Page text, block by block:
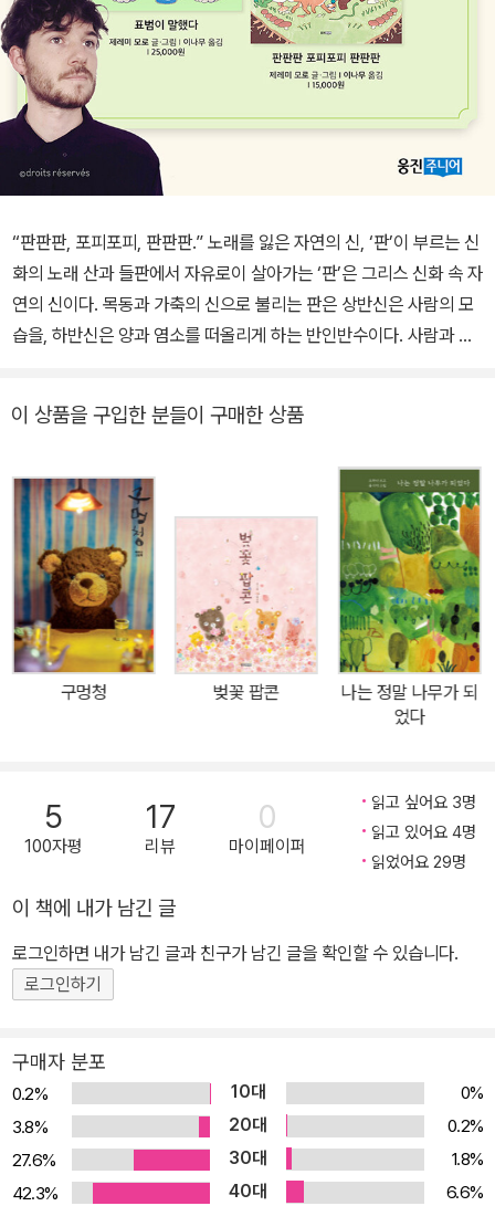
“판판판, 포피포피, 판판판.” 노래를 잃은 자연의 신, ‘판’이 부르는 신
화의 노래 산과 들판에서 자유로이 살아가는 ‘판’은 그리스 신화 속 자
연의 신이다. 목동과 가축의 신으로 불리는 판은 상반신은 사람의 모
습을, 하반신은 양과 염소를 떠올리게 하는 반인반수이다. 사람과 짐
어오는 바람, 시냇물이 흘러가는 소리, 자연에서 들리는 모든 것은 판
고 춤추기도 하고, 사람들이 웃는 소리를 즐겁게 듣기도 한다. 자연 속
에서 사람들과 함께 살아가던 판. 그러나 사람들이 도시로 이주하게
되면서 그들은 점점 자연의 소리를 잊어버린다. 더 이상 자연의 소리
를 듣는 사람이 없어지자, 자연의 신인 판은 피리의 선율을 기억하지
못하게 되고, 마침내 세상의 혼돈을 일으키는 존재가 되어 버린다. 워
렌이 처음 판을 봤을 때도, 판은 피리를 불려고 노력하나 피리에선 아
무 소리도 나오지 않는다. 기억해 주는 이가 없어져 신으로서의 힘이
사라진 ‘판’의 모습은 자연을 떠올리게 한다. 함께 살아가려 하지 않는
닌 신화 속 괴물의 모습으로 변화한다. 판이 다시 자연의 노래를 기억
하게 하려면 어떻게 해야 할까? 『판판판 포피포피 판판판』은 모든 걸
품어 줄 듯 다정하지만, 한편으로는 변화무쌍한 자연을 신화적인 존
생명체와의 공존에 대한 철학적 사유를 담은 그림책 역대의 역대를
매번 뛰어넘는 이상 기후는 전 세계적으로도 일반적일 만큼 당연해졌
다. 역대급 폭우, 유례없는 가뭄, 살인적인 더위 등 매해 힘겨운 이상
들은 더는 지구 온난화라 말하지 않고 지구 열대화 시대, ‘global boil
ing’ 시대라 언급한다. 이러한 현상으로 기후와 환경에 대한 관심 또
한 커지고 있다. 기후는 대기와 육지, 해양, 눈, 얼음, 생명체를 포함한
지구의 모든 상태를 다루는 것이다. 이것들이 서로 얽히고설켜 영향
을 끼치고 또 영향을 받으며 변화한다. 많은 요인들이 기후에 영향을
이 상품을 구입한 분들이 구매한 상품
구멍청 벚꽃 팝콘
나는 정말 나무가 되
었다
5
100자평
17
리뷰
0
마이페이퍼
읽고 싶어요 3명
읽고 있어요 4명
읽었어요 29명
이 책에 내가 남긴 글
로그인하면 내가 남긴 글과 친구가 남긴 글을 확인할 수 있습니다.
로그인하기
구매자 분포
0.2% 10대
0%
3.8%
20대
0.2%
27.6%
30대
1.8%
42.3%
40대 6.6%